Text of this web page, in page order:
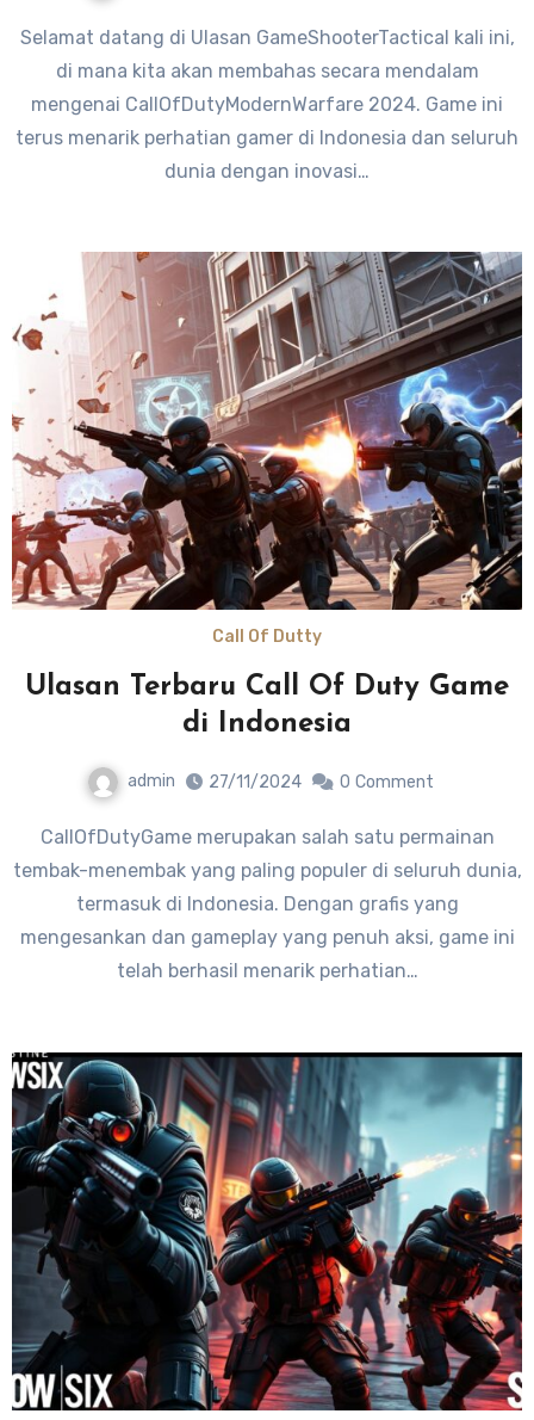
Selamat datang di Ulasan GameShooterTactical kali ini,
di mana kita akan membahas secara mendalam
mengenai CallOfDutyModernWarfare 2024. Game ini
terus menarik perhatian gamer di Indonesia dan seluruh
dunia dengan inovasi…
Call Of Dutty
Ulasan Terbaru Call Of Duty Game
di Indonesia
admin 27/11/2024 0 Comment
CallOfDutyGame merupakan salah satu permainan
tembak-menembak yang paling populer di seluruh dunia,
termasuk di Indonesia. Dengan grafis yang
mengesankan dan gameplay yang penuh aksi, game ini
telah berhasil menarik perhatian…